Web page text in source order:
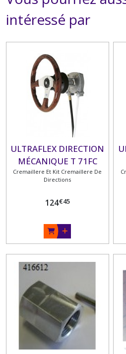
intéressé par
ULTRAFLEX DIRECTION
MÉCANIQUE T 71FC
Cremaillere Et Kit Cremaillere De
Directions
124€45